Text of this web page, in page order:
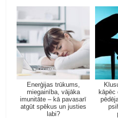
Enerģijas trūkums,
miegainība, vājāka
imunitāte – kā pavasarī
atgūt spēkus un justies
labi?
kāpēc